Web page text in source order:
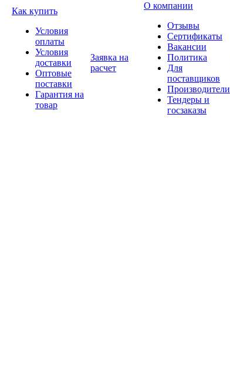
Как купить
Условия
оплаты
Условия
доставки
Оптовые
поставки
Гарантия на
товар
Заявка на
расчет
О компании
Отзывы
Сертификаты
Вакансии
Политика
Для
поставщиков
Производители
Тендеры и
госзаказы